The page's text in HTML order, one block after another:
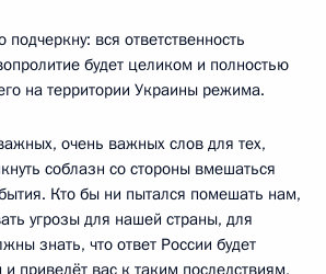
вся ответственность
будет целиком и полностью
на территории Украины режима.
очень важных слов для тех,
соблазн со стороны вмешаться
Кто бы ни пытался помешать нам,
угрозы для нашей страны, для
знать, что ответ России будет
приведёт вас к таким последствиям,